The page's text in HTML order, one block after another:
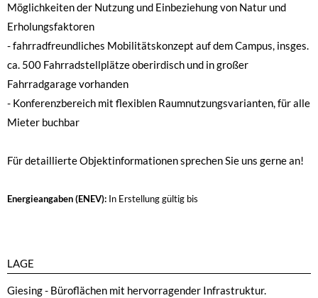
Möglichkeiten der Nutzung und Einbeziehung von Natur und
Erholungsfaktoren
- fahrradfreundliches Mobilitätskonzept auf dem Campus, insges.
ca. 500 Fahrradstellplätze oberirdisch und in großer
Fahrradgarage vorhanden
- Konferenzbereich mit flexiblen Raumnutzungsvarianten, für alle
Mieter buchbar
Für detaillierte Objektinformationen sprechen Sie uns gerne an!
Energieangaben (ENEV): In Erstellunggültig bis
LAGE
Giesing - Büroflächen mit hervorragender Infrastruktur.